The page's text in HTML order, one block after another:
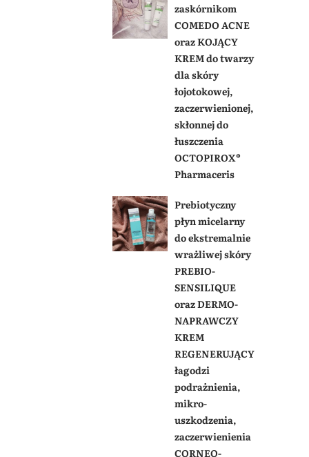
zaskórnikom
COMEDO ACNE
oraz KOJĄCY
KREM do twarzy
dla skóry
łojotokowej,
zaczerwienionej,
skłonnej do
łuszczenia
OCTOPIROX®
Pharmaceris
Prebiotyczny
płyn micelarny
do ekstremalnie
wrażliwej skóry
PREBIO-
SENSILIQUE
oraz DERMO-
NAPRAWCZY
KREM
REGENERUJĄCY
łagodzi
podrażnienia,
mikro-
uszkodzenia,
zaczerwienienia
CORNEO-